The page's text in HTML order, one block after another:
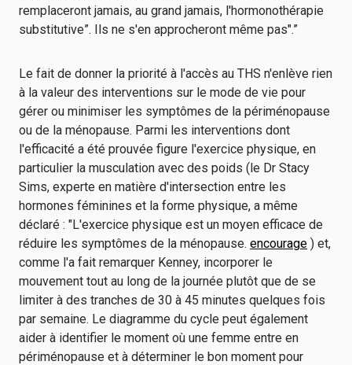
remplaceront jamais, au grand jamais, l'hormonothérapie
substitutive”. Ils ne s'en approcheront même pas".”
Le fait de donner la priorité à l'accès au THS n'enlève rien
à la valeur des interventions sur le mode de vie pour
gérer ou minimiser les symptômes de la périménopause
ou de la ménopause. Parmi les interventions dont
l'efficacité a été prouvée figure l'exercice physique, en
particulier la musculation avec des poids (le Dr Stacy
Sims, experte en matière d'intersection entre les
hormones féminines et la forme physique, a même
déclaré : "L'exercice physique est un moyen efficace de
réduire les symptômes de la ménopause. encourage ) et,
comme l'a fait remarquer Kenney, incorporer le
mouvement tout au long de la journée plutôt que de se
limiter à des tranches de 30 à 45 minutes quelques fois
par semaine. Le diagramme du cycle peut également
aider à identifier le moment où une femme entre en
périménopause et à déterminer le bon moment pour